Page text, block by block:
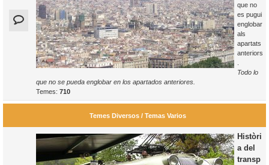
que no
es pugui
englobar
als
apartats
anteriors
Todo lo
que no se pueda englobar en los apartados anteriores.
Temes: 710
Temes Diversos / Temas Varios
Històri
a del
transp